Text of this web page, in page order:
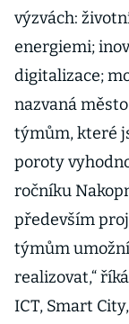
výzvách:
energiemi;
digitalizace;
nazvaná
týmům, které
poroty
ročníku
především
týmům
realizovat,“
ICT, Smart